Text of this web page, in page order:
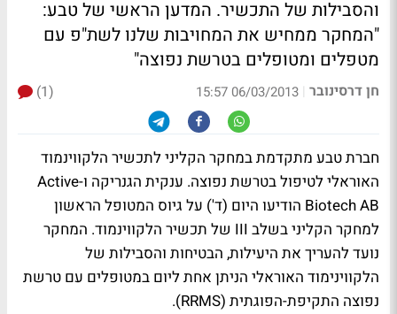
והסבילות של התכשיר. המדען הראשי של טבע:
"המחקר ממחיש את המחויבות שלנו לשת"פ עם
מטפלים ומטופלים בטרשת נפוצה"
חן דרסינובר |
06/03/2013 15:57
(1)
חברת טבע מתקדמת במחקר הקליני לתכשיר הלקווינמוד
האוראלי לטיפול בטרשת נפוצה. ענקית הגנריקה ו-Active
Biotech AB הודיעו היום (ד') על גיוס המטופל הראשון
למחקר הקליני בשלב III של תכשיר הלקווינמוד. המחקר
נועד להעריך את היעילות, הבטיחות והסבילות של
הלקווינימוד האוראלי הניתן אחת ליום במטופלים עם טרשת
נפוצה התקיפת-הפוגתית (RRMS).